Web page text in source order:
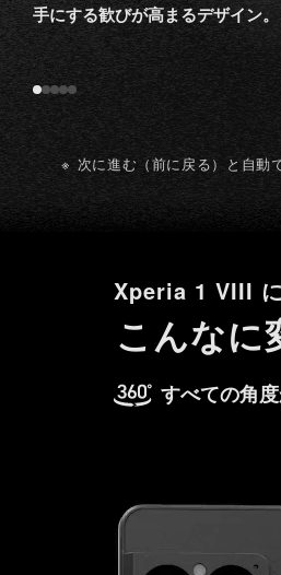
手にする歓びが高まるデザイン。
※ 次に進む（前に戻る）と自動
Xperia 1 VIII
こんなに
すべての角